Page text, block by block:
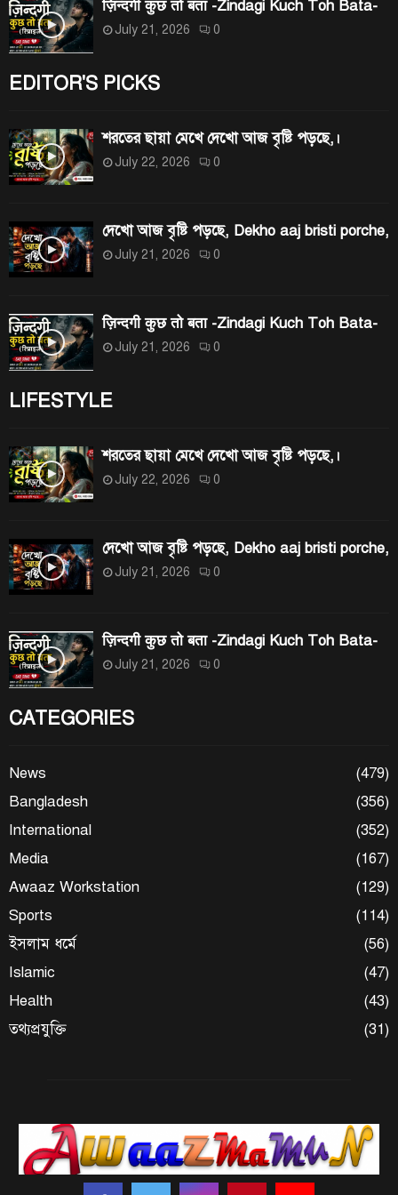
ज़िन्दगी कुछ तो बता -Zindagi Kuch Toh Bata-
July 21, 2026 0
EDITOR'S PICKS
শরতের ছায়া মেখে দেখো আজ বৃষ্টি পড়ছে,।
July 22, 2026 0
দেখো আজ বৃষ্টি পড়ছে, Dekho aaj bristi porche,
July 21, 2026 0
ज़िन्दगी कुछ तो बता -Zindagi Kuch Toh Bata-
July 21, 2026 0
LIFESTYLE
শরতের ছায়া মেখে দেখো আজ বৃষ্টি পড়ছে,।
July 22, 2026 0
দেখো আজ বৃষ্টি পড়ছে, Dekho aaj bristi porche,
July 21, 2026 0
ज़िन्दगी कुछ तो बता -Zindagi Kuch Toh Bata-
July 21, 2026 0
CATEGORIES
News
(479)
Bangladesh
(356)
International
(352)
Media
(167)
Awaaz Workstation
(129)
Sports
(114)
ইসলাম ধর্মে
(56)
Islamic
(47)
Health
(43)
তথ্যপ্রযুক্তি
(31)